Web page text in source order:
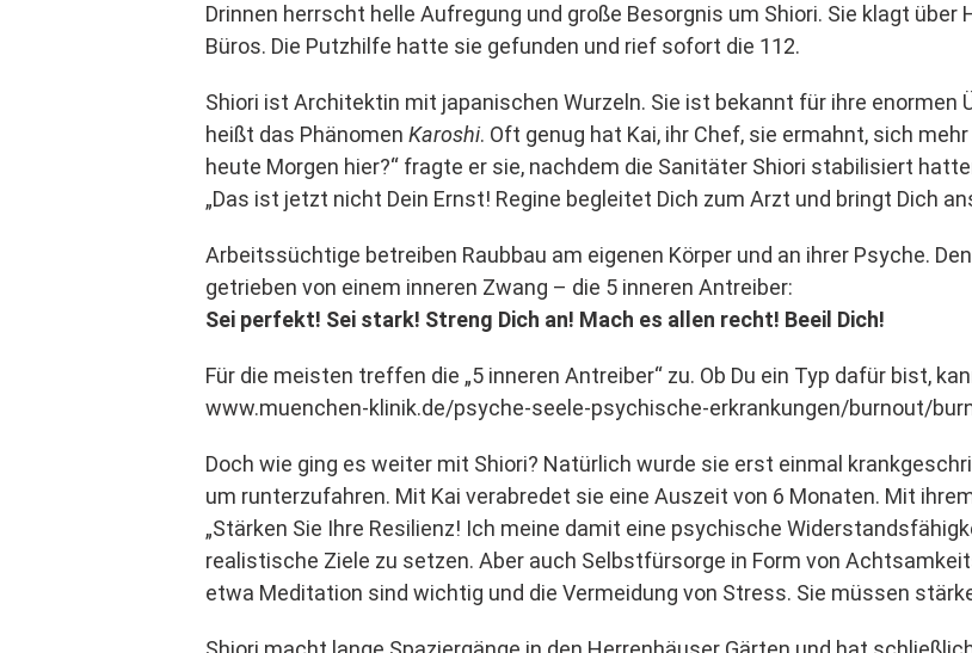
Drinnen herrscht helle Aufregung und große Besorgnis um Shiori. Sie klagt über
Büros. Die Putzhilfe hatte sie gefunden und rief sofort die 112.
Shiori ist Architektin mit japanischen Wurzeln. Sie ist bekannt für ihre enormen
heißt das Phänomen Karoshi. Oft genug hat Kai, ihr Chef, sie ermahnt, sich
heute Morgen hier?“ fragte er sie, nachdem die Sanitäter Shiori stabilisiert
„Das ist jetzt nicht Dein Ernst! Regine begleitet Dich zum Arzt und bringt Dich
Arbeitssüchtige betreiben Raubbau am eigenen Körper und an ihrer Psyche.
getrieben von einem inneren Zwang – die 5 inneren Antreiber:
Sei perfekt! Sei stark! Streng Dich an! Mach es allen recht! Beeil Dich!
Für die meisten treffen die „5 inneren Antreiber“ zu. Ob Du ein Typ dafür bist,
www.muenchen-klinik.de/psyche-seele-psychische-erkrankungen/burnout/
Doch wie ging es weiter mit Shiori? Natürlich wurde sie erst einmal
um runterzufahren. Mit Kai verabredet sie eine Auszeit von 6 Monaten. Mit
„Stärken Sie Ihre Resilienz! Ich meine damit eine psychische
realistische Ziele zu setzen. Aber auch Selbstfürsorge in Form von
etwa Meditation sind wichtig und die Vermeidung von Stress. Sie müssen